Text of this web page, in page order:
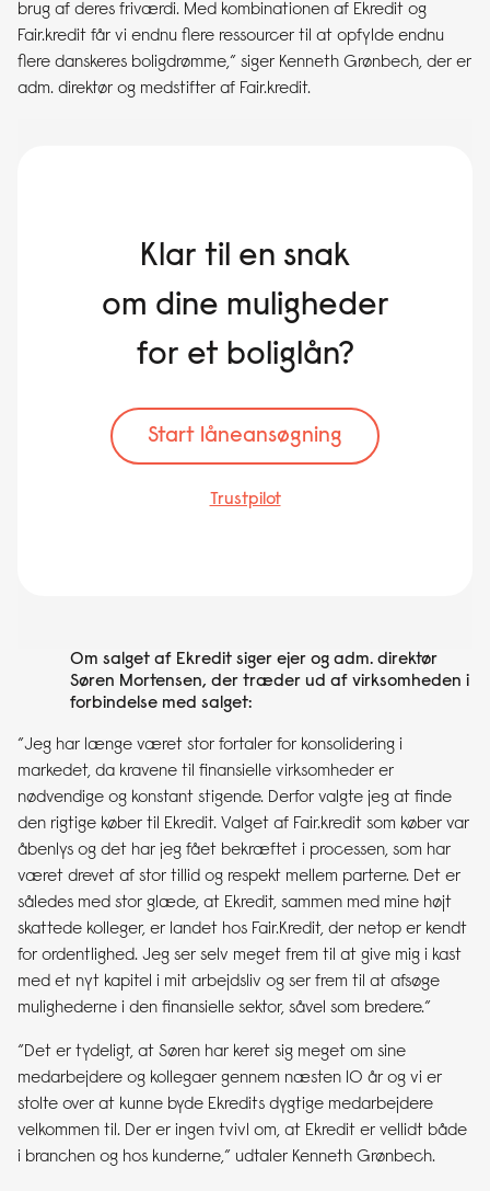
brug af deres friværdi. Med kombinationen af Ekredit og
Fair.kredit får vi endnu flere ressourcer til at opfylde endnu
flere danskeres boligdrømme,” siger Kenneth Grønbech, der er
adm. direktør og medstifter af Fair.kredit.
Klar til en snak
om dine muligheder
for et boliglån?
Start låneansøgning
Trustpilot
Om salget af Ekredit siger ejer og adm. direktør
Søren Mortensen, der træder ud af virksomheden i
forbindelse med salget:
”Jeg har længe været stor fortaler for konsolidering i
markedet, da kravene til finansielle virksomheder er
nødvendige og konstant stigende. Derfor valgte jeg at finde
den rigtige køber til Ekredit. Valget af Fair.kredit som køber var
åbenlys og det har jeg fået bekræftet i processen, som har
været drevet af stor tillid og respekt mellem parterne. Det er
således med stor glæde, at Ekredit, sammen med mine højt
skattede kolleger, er landet hos Fair.Kredit, der netop er kendt
for ordentlighed. Jeg ser selv meget frem til at give mig i kast
med et nyt kapitel i mit arbejdsliv og ser frem til at afsøge
mulighederne i den finansielle sektor, såvel som bredere.”
“Det er tydeligt, at Søren har keret sig meget om sine
medarbejdere og kollegaer gennem næsten 10 år og vi er
stolte over at kunne byde Ekredits dygtige medarbejdere
velkommen til. Der er ingen tvivl om, at Ekredit er vellidt både
i branchen og hos kunderne,” udtaler Kenneth Grønbech.